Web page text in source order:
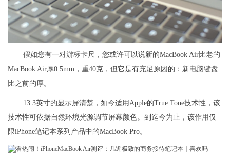
假如您有一对游标卡尺，您或许可以说新的MacBook Air比老的
MacBook Air厚0.5mm，重40克，但它是有充足原因的：新电脑键盘
比之前的厚。
13.3英寸的显示屏清楚，如今适用Apple的True Tone技术性，该
技术性可依据自然环境光源调节屏幕颜色。到迄今为止，该作用仅
限iPhone笔记本系列产品中的MacBook Pro。